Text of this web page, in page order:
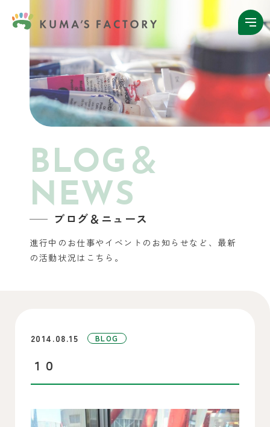
BLOG＆
NEWS
ブログ＆ニュース
進行中のお仕事やイベントのお知らせなど、 最新
の活動状況はこちら。
2014.08.15 BLOG
１０